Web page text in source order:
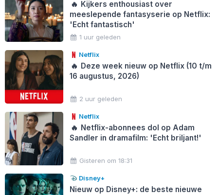
🔥 Kijkers enthousiast over
meeslepende fantasyserie op Netflix:
'Echt fantastisch'
1 uur geleden
Netflix
🔥 Deze week nieuw op Netflix (10 t/m
16 augustus, 2026)
2 uur geleden
Netflix
🔥 Netflix-abonnees dol op Adam
Sandler in dramafilm: 'Echt briljant!'
Gisteren om 18:31
Disney+
Nieuw op Disney+: de beste nieuwe